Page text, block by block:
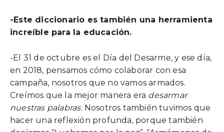
-Este diccionario es también una herramienta
increíble para la educación.
-El 31 de octubre es el Día del Desarme, y ese día,
en 2018, pensamos cómo colaborar con esa
campaña, nosotros que no vamos armados.
Creímos que la mejor manera era desarmar
nuestras palabras. Nosotros también tuvimos que
hacer una reflexión profunda, porque también